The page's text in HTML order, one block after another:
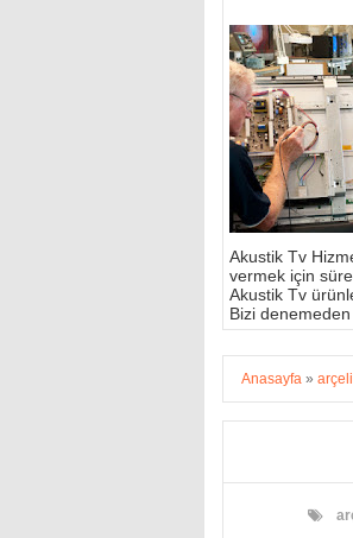
Akustik Tv
vermek için
Akustik Tv
Bizi
Anasayfa »